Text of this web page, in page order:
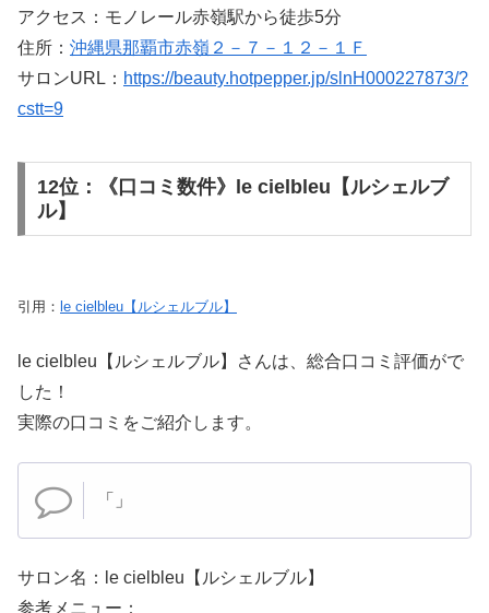
アクセス：モノレール赤嶺駅から徒歩5分
住所： 沖縄県那覇市赤嶺２－７－１２－１Ｆ
サロンURL： https://beauty.hotpepper.jp/slnH000227873/?
cstt=9
12位：《口コミ数件》le cielbleu【ルシェルブ
ル】
引用： le cielbleu【ルシェルブル】
le cielbleu【ルシェルブル】さんは、総合口コミ評価がで
した！
実際の口コミをご紹介します。
「」
サロン名：le cielbleu【ルシェルブル】
参考メニュー：